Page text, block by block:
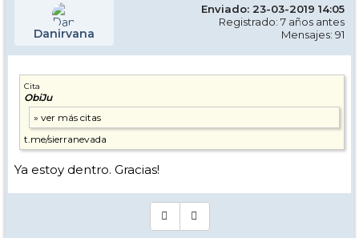
Danirvana
Enviado: 23-03-2019 14:05
Registrado: 7 años antes
Mensajes: 91
Cita
ObiJu
t.me/sierranevada
Ya estoy dentro. Gracias!